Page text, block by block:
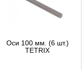
Оси 100 мм. (6 шт.)
TETRIX